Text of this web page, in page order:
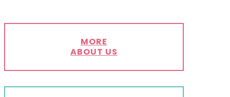
MORE
ABOUT US